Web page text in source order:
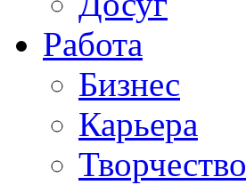
Работа
Бизнес
Карьера
Творчество